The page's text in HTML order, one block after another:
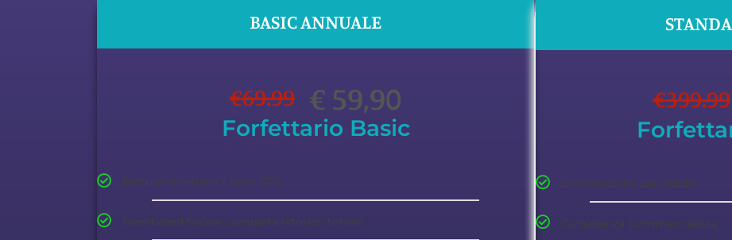
BASIC ANNUALE
€69.99 € 59,90
Forfettario Basic
Fatture illimitate + invio SDI
Dashboard fiscale completa (storico totale)
€399.99
Dichiarazione dei redditi
Consulenza Commercialista